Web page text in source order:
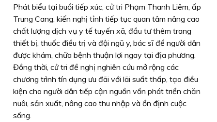
Phát biểu tại buổi tiếp xúc, cử tri Phạm Thanh Liêm, ấp
Trung Cang, kiến nghị tỉnh tiếp tục quan tâm nâng cao
chất lượng dịch vụ y tế tuyến xã, đầu tư thêm trang
thiết bị, thuốc điều trị và đội ngũ y, bác sĩ để người dân
được khám, chữa bệnh thuận lợi ngay tại địa phương.
Đồng thời, cử tri đề nghị nghiên cứu mở rộng các
chương trình tín dụng ưu đãi với lãi suất thấp, tạo điều
kiện cho người dân tiếp cận nguồn vốn phát triển chăn
nuôi, sản xuất, nâng cao thu nhập và ổn định cuộc
sống.